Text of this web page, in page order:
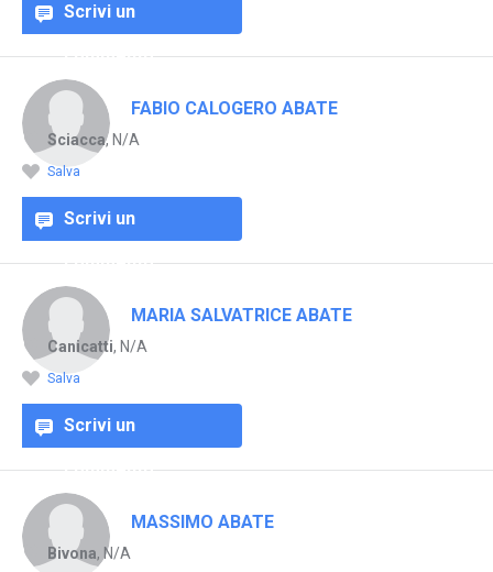
Scrivi un
commento
FABIO CALOGERO ABATE
Sciacca, N/A
Salva
Scrivi un
commento
MARIA SALVATRICE ABATE
Canicatti, N/A
Salva
Scrivi un
commento
MASSIMO ABATE
Bivona, N/A